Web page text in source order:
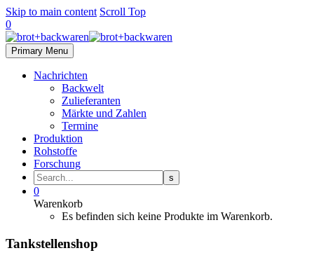
Skip to main content Scroll Top
0
Primary Menu
Nachrichten
Backwelt
Zulieferanten
Märkte und Zahlen
Termine
Produktion
Rohstoffe
Forschung
0
Warenkorb
Es befinden sich keine Produkte im Warenkorb.
Tankstellenshop